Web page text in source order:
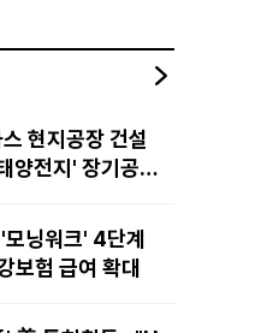
현지공장 건설
양전지' 장기공급
닝워크' 4단계
보험 급여 확대